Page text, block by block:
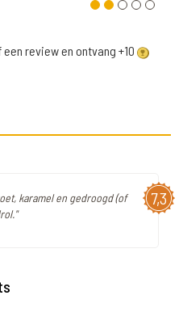
review en ontvang +10
7,3
karamel en gedroogd (of